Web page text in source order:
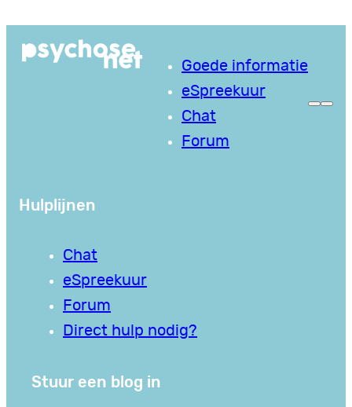
naar
Goede informatie
eSpreekuur
Chat
Forum
Hulplijnen
Chat
eSpreekuur
Forum
Direct hulp nodig?
Stuur een blog in